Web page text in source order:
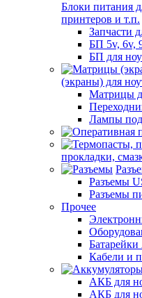
Блоки питания
принтеров и т.п.
Запчасти
БП 5v, 6v,
БП для
(экраны) для
Матрицы
Лампы
прокладки,
Разъемы
Разъемы
Прочее
Кабели и
АКБ для
АКБ для